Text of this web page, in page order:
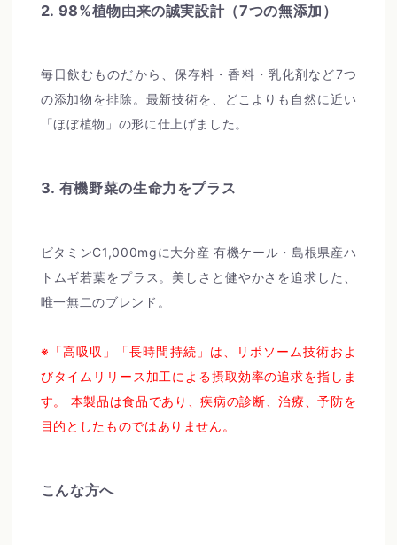
2. 98%植物由来の誠実設計（7つの無添加）
毎日飲むものだから、保存料・香料・乳化剤など7つ
の添加物を排除。最新技術を、どこよりも自然に近い
「ほぼ植物」の形に仕上げました。
3. 有機野菜の生命力をプラス
ビタミンC1,000mgに大分産 有機ケール・島根県産ハ
トムギ若葉をプラス。美しさと健やかさを追求した、
唯一無二のブレンド。
※「高吸収」「長時間持続」は、リポソーム技術およ
びタイムリリース加工による摂取効率の追求を指しま
す。 本製品は食品であり、疾病の診断、治療、予防を
目的としたものではありません。
こんな方へ